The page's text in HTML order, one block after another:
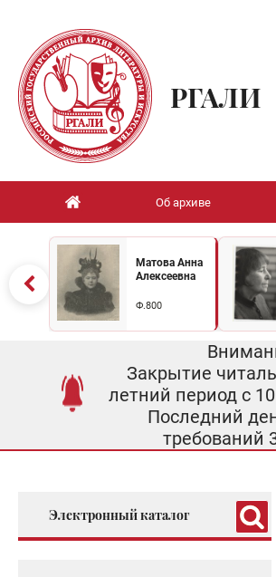
РГАЛИ
Об архиве
Матова Анна
Алексеевна
Ф.800
Закрытие
летний период с
Последний
требований
Электронный каталог